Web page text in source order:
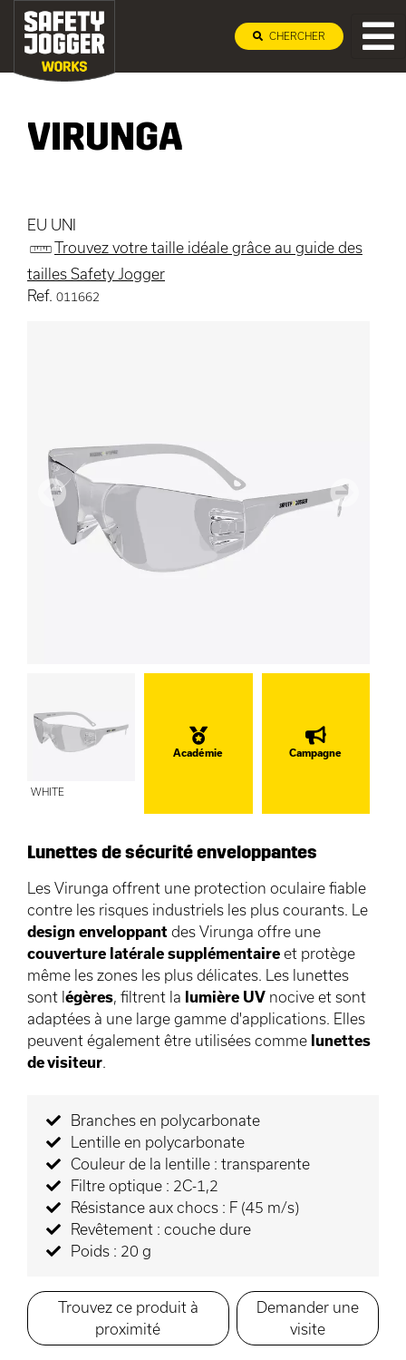
CHERCHER
VIRUNGA
EU UNI
Trouvez votre taille idéale grâce au guide des
tailles Safety Jogger
Ref. 011662
précédent Suivant
WHITE
Académie Campagne
Lunettes de sécurité enveloppantes
Les Virunga offrent une protection oculaire fiable
contre les risques industriels les plus courants. Le
design enveloppant des Virunga offre une
couverture latérale supplémentaire et protège
même les zones les plus délicates. Les lunettes
sont l égères, filtrent la lumière UV nocive et sont
adaptées à une large gamme d'applications. Elles
peuvent également être utilisées comme lunettes
de visiteur.
Branches en polycarbonate
Lentille en polycarbonate
Couleur de la lentille : transparente
Filtre optique : 2C-1,2
Résistance aux chocs : F (45 m/s)
Revêtement : couche dure
Poids : 20 g
Trouvez ce produit à
proximité
Demander une
visite